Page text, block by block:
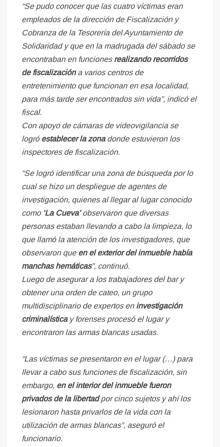
“Se pudo conocer que las cuatro víctimas eran
empleados de la dirección de Fiscalización y
Cobranza de la Tesorería del Ayuntamiento de
Solidaridad y que en la madrugada del sábado se
encontraban en funciones realizando recorridos
de fiscalizacióna varios centros de
entretenimiento que funcionan en esa localidad,
para más tarde ser encontrados sin vida”, indicó el
fiscal.
Con apoyo de cámaras de videovigilancia se
logró establecer la zonadonde estuvieron los
inspectores de fiscalización.
“Se logró identificar una zona de búsqueda por lo
cual se hizo un despliegue de agentes de
investigación, quienes al llegar al lugar conocido
como ‘La Cueva’observaron que diversas
personas estaban llevando a cabo la limpieza, lo
que llamó la atención de los investigadores, que
observaron que en el exterior del inmueble había
manchas hemáticas”, continuó.
Luego de asegurar a los trabajadores del bar y
obtener una orden de cateo, un grupo
multidisciplinario de expertos en investigación
criminalísticay forenses procesó el lugar y
encontraron las armas blancas usadas.
“Las víctimas se presentaron en el lugar (…) para
llevar a cabo sus funciones de fiscalización, sin
embargo, en el interior del inmueble fueron
privados de la libertadpor cinco sujetos y ahí los
lesionaron hasta privarlos de la vida con la
utilización de armas blancas”, aseguró el
funcionario.